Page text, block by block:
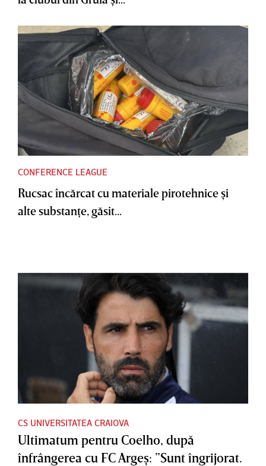
CONFERENCE LEAGUE
Rucsac încărcat cu materiale pirotehnice şi
alte substanţe, găsit...
CS UNIVERSITATEA CRAIOVA
Ultimatum pentru Coelho, după
înfrângerea cu FC Argeş: ”Sunt îngrijorat.